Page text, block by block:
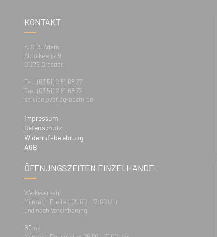
KONTAKT
A. & R. Adam
Alttolkewitz 9
01279 Dresden
Tel.: (03 51) 2 51 68 27
Fax: (03 51) 2 51 68 72
service@verlag-adam.de
Impressum
Datenschutz
Widerrufsbelehrung
AGB
ÖFFNUNGSZEITEN EINZELHANDEL
Werksverkauf
Montag - Freitag 09:00 - 12:00 Uhr
und nach Vereinbarung
Büros